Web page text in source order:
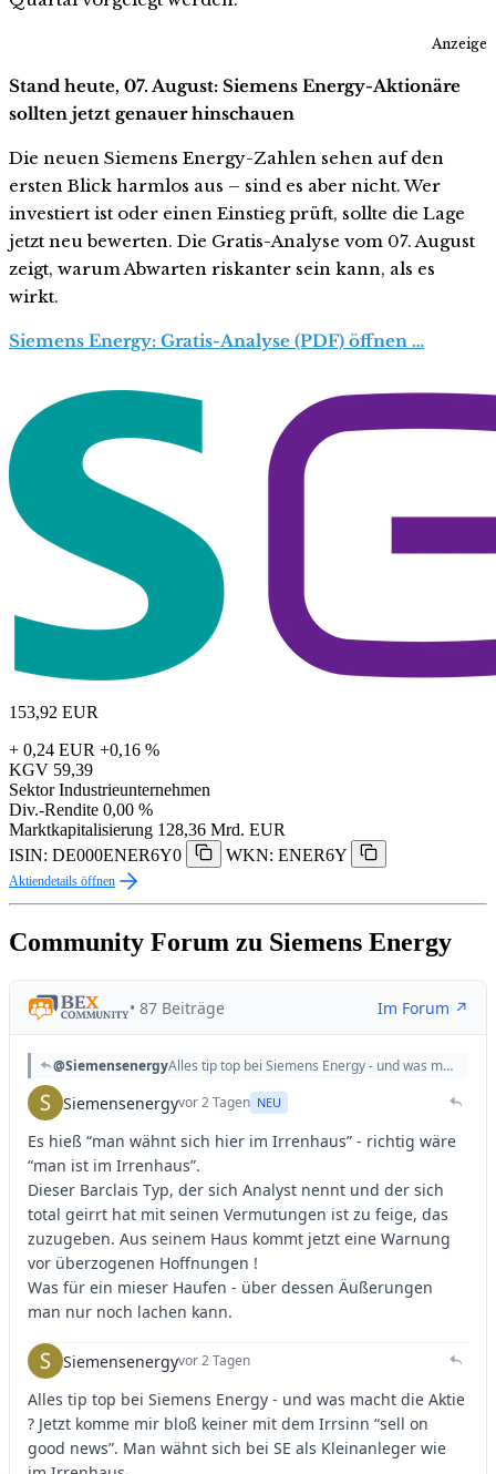
Anzeige
Stand heute, 07. August: Siemens Energy-Aktionäre
sollten jetzt genauer hinschauen
Die neuen Siemens Energy-Zahlen sehen auf den
ersten Blick harmlos aus – sind es aber nicht. Wer
investiert ist oder einen Einstieg prüft, sollte die Lage
jetzt neu bewerten. Die Gratis-Analyse vom 07. August
zeigt, warum Abwarten riskanter sein kann, als es
wirkt.
Siemens Energy: Gratis-Analyse (PDF) öffnen …
153,92 EUR
+ 0,24 EUR +0,16 %
KGV 59,39
Sektor Industrieunternehmen
Div.-Rendite 0,00 %
Marktkapitalisierung 128,36 Mrd. EUR
ISIN: DE000ENER6Y0
WKN: ENER6Y
Aktiendetails öffnen
Community Forum zu Siemens Energy